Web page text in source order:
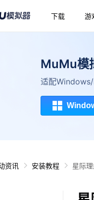
下载 游
MuMu模
适配
资讯 安装教程 星际